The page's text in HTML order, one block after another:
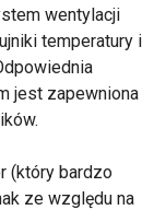
wentylacji
temperatury i
jest zapewniona
(który bardzo
ze względu na